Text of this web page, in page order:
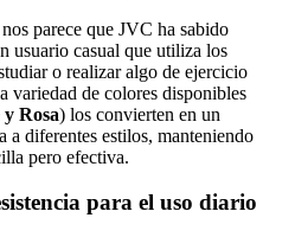
parece que JVC ha sabido
usuario casual que utiliza los
o realizar algo de ejercicio
variedad de colores disponibles
Rosa) los convierten en un
a diferentes estilos, manteniendo
pero efectiva.
para el uso diario